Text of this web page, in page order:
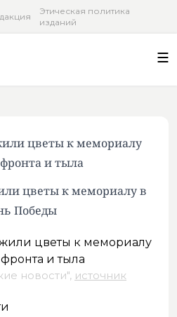
Этическая политика
изданий
цветы к мемориалу
и тыла
цветы к мемориалу в
Победы
новости", источник